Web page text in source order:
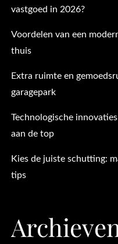
vastgoed in 2026?
Voordelen van een
thuis
Extra ruimte en
garagepark
Technologische
aan de top
Kies de juiste schutting:
tips